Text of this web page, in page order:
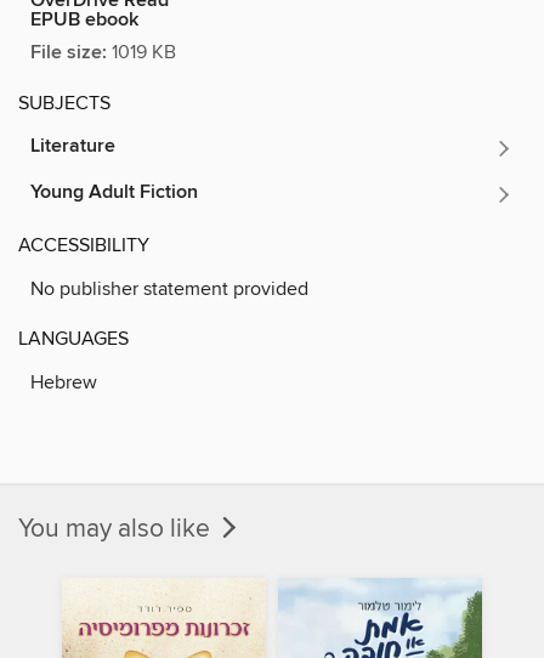
EPUB ebook
File size: 1019 KB
SUBJECTS
Literature
Young Adult Fiction
ACCESSIBILITY
No publisher statement provided
LANGUAGES
Hebrew
You may also like